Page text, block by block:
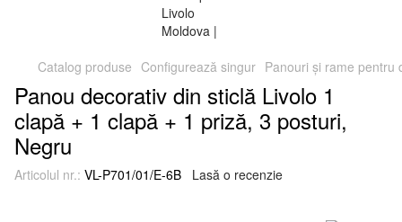
Catalog produse Configurează singur Panouri și rame pentru
Panou decorativ din sticlă Livolo 1
clapă + 1 clapă + 1 priză, 3 posturi,
Negru
Articolul nr.: VL-P701/01/E-6B Lasă o recenzie